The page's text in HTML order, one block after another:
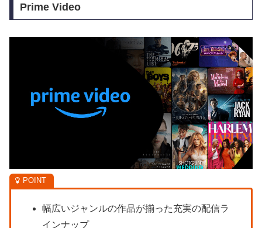
Prime Video
幅広いジャンルの作品が揃った充実の配信ラ
インナップ